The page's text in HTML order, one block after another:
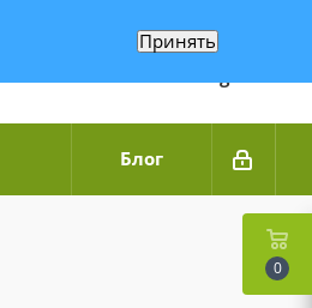
Связаться по WhatsApp
Блог
0
Принять